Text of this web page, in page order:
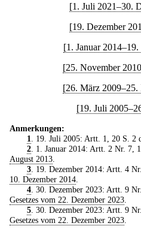
[1. Juli 2021–30.
[19. Dezember
[1. Januar
[25. November
[26. März
[19. Juli
Anmerkungen:
1
. 19. Juli 2005: Artt. 1, 20 S. 2
2. 1. Januar 2014: Artt. 2 Nr. 7,
August 2013
3. 19. Dezember 2014: Artt. 4
10. Dezember 2014
4. 30. Dezember 2023: Artt. 9
Gesetzes vom 22. Dezember 2023
5. 30. Dezember 2023: Artt. 9
Gesetzes vom 22. Dezember 2023